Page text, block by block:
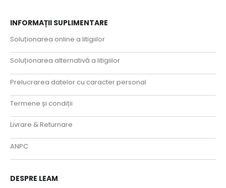
INFORMAȚII SUPLIMENTARE
Soluționarea online a litigiilor
Soluționarea alternativă a litigiilor
Prelucrarea datelor cu caracter personal
Termene și condiții
Livrare & Returnare
ANPC
DESPRE LEAM